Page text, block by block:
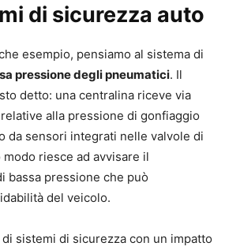
di sicurezza auto
esempio, pensiamo al sistema di
pressione degli pneumatici. Il
detto: una centralina riceve via
alla pressione di gonfiaggio
da sensori integrati nelle valvole di
riesce ad avvisare il
bassa pressione che può
del veicolo.
sistemi di sicurezza con un impatto